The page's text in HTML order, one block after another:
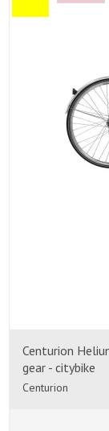
Centurion
gear - citybike
Centurion